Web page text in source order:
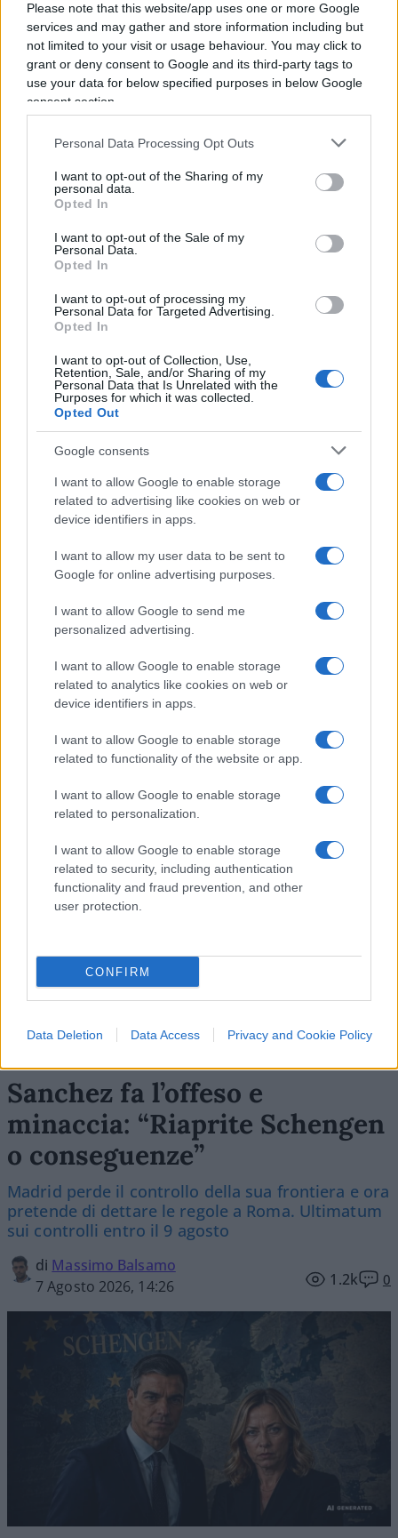
Please note that this website/app uses one or more Google
services and may gather and store information including but
not limited to your visit or usage behaviour. You may click to
grant or deny consent to Google and its third-party tags to
use your data for below specified purposes in below Google
consent section.
Personal Data Processing Opt Outs
I want to opt-out of the Sharing of my
personal data.
Opted In
I want to opt-out of the Sale of my
Personal Data.
Opted In
I want to opt-out of processing my
Personal Data for Targeted Advertising.
Opted In
I want to opt-out of Collection, Use,
Retention, Sale, and/or Sharing of my
Personal Data that Is Unrelated with the
Purposes for which it was collected.
Opted Out
Google consents
I want to allow Google to enable storage
related to advertising like cookies on web or
device identifiers in apps.
I want to allow my user data to be sent to
Google for online advertising purposes.
I want to allow Google to send me
personalized advertising.
I want to allow Google to enable storage
related to analytics like cookies on web or
device identifiers in apps.
I want to allow Google to enable storage
related to functionality of the website or app.
I want to allow Google to enable storage
related to personalization.
I want to allow Google to enable storage
related to security, including authentication
functionality and fraud prevention, and other
user protection.
CONFIRM
Data Deletion Data Access Privacy and Cookie Policy
procrastinati sine die. Magari in cuor loro sperano
che saranno risparmiati giurando e scongiurando
di non essere mai statiislamofobi.Nella storia
nessun infedele è mai stato risparmiato perché
aveva comprensione e rispetto per il mondo
debolezza sono stati i primi a cadere.
Vi è qualcosa di profondamente marxiano in
questa mentalità: la certezza che il processo
storico proceda comunque in una direzione
fermare l’immigrazione ripetono da ogni
pulpito) e che ogni obiezione sia soltanto il
lamento dei nostalgici e dei razzisti. Ma la storia
ha spesso l’abitudine di vendicarsi di coloro che
credono di averla compresa.
Togliamoci dalla testa l’idea di poter spiegare
razionalmente tutto ciò che è accaduto nelle
menti delleélite euro-americane
del comunismo. A volte sembra che abbiano
smarrito il più elementare istinto di
conservazione, vale a dire la regola principale di
ogni comunità politica. E forse è proprio questo il
Luigi Marco Bassani, 13 giugno 2026
Nicolaporro.it è anche su Whatsapp. È
essere sempre aggiornati (gratis).
#EUROPA #KARL MARX
#OCCIDENTE
Leggi i commenti
Sanchez fa l’offeso e
minaccia: “Riaprite Schengen
o conseguenze”
Madrid perde il controllo della sua frontiera e ora
pretende di dettare le regole a Roma. Ultimatum
sui controlli entro il 9 agosto
di Massimo Balsamo
7 Agosto 2026, 14:26
1.2k 0